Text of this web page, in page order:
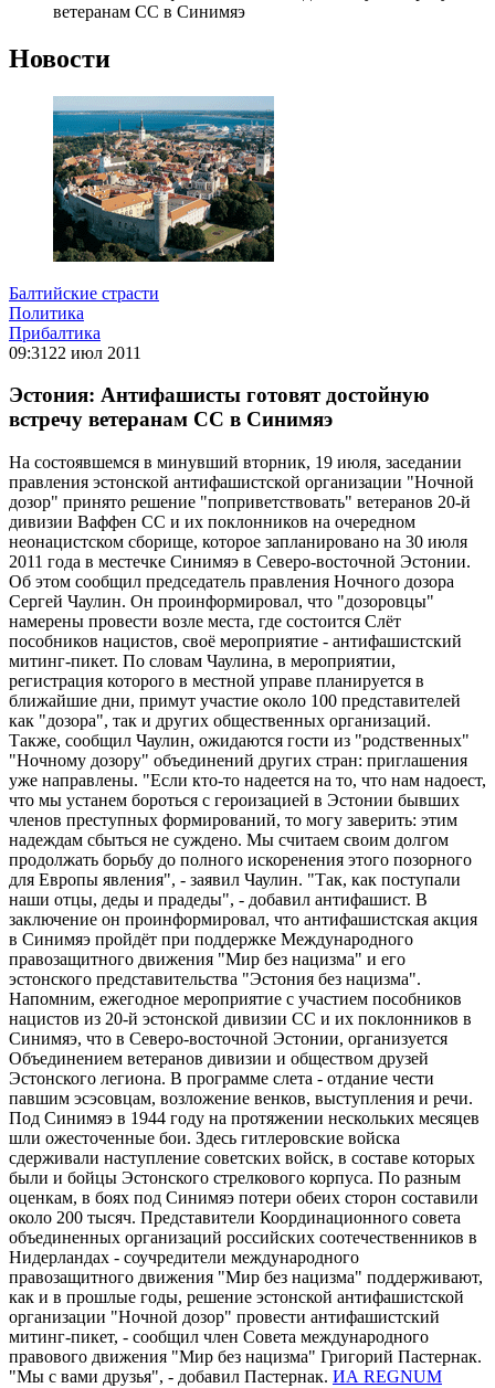
ветеранам СС в Синимяэ
Новости
Балтийские страсти
Политика
Прибалтика
09:31 22 июл 2011
Эстония: Антифашисты готовят достойную
встречу ветеранам СС в Синимяэ
На состоявшемся в минувший вторник, 19 июля, заседании
правления эстонской антифашистской организации "Ночной
дозор" принято решение "поприветствовать" ветеранов 20-й
дивизии Ваффен СС и их поклонников на очередном
неонацистском сборище, которое запланировано на 30 июля
2011 года в местечке Синимяэ в Северо-восточной Эстонии.
Об этом сообщил председатель правления Ночного дозора
Сергей Чаулин. Он проинформировал, что "дозоровцы"
намерены провести возле места, где состоится Слёт
пособников нацистов, своё мероприятие - антифашистский
митинг-пикет. По словам Чаулина, в мероприятии,
регистрация которого в местной управе планируется в
ближайшие дни, примут участие около 100 представителей
как "дозора", так и других общественных организаций.
Также, сообщил Чаулин, ожидаются гости из "родственных"
"Ночному дозору" объединений других стран: приглашения
уже направлены. "Если кто-то надеется на то, что нам надоест,
что мы устанем бороться с героизацией в Эстонии бывших
членов преступных формирований, то могу заверить: этим
надеждам сбыться не суждено. Мы считаем своим долгом
продолжать борьбу до полного искоренения этого позорного
для Европы явления", - заявил Чаулин. "Так, как поступали
наши отцы, деды и прадеды", - добавил антифашист. В
заключение он проинформировал, что антифашистская акция
в Синимяэ пройдёт при поддержке Международного
правозащитного движения "Мир без нацизма" и его
эстонского представительства "Эстония без нацизма".
Напомним, ежегодное мероприятие с участием пособников
нацистов из 20-й эстонской дивизии СС и их поклонников в
Синимяэ, что в Северо-восточной Эстонии, организуется
Объединением ветеранов дивизии и обществом друзей
Эстонского легиона. В программе слета - отдание чести
павшим эсэсовцам, возложение венков, выступления и речи.
Под Синимяэ в 1944 году на протяжении нескольких месяцев
шли ожесточенные бои. Здесь гитлеровские войска
сдерживали наступление советских войск, в составе которых
были и бойцы Эстонского стрелкового корпуса. По разным
оценкам, в боях под Синимяэ потери обеих сторон составили
около 200 тысяч. Представители Координационного совета
объединенных организаций российских соотечественников в
Нидерландах - соучредители международного
правозащитного движения "Мир без нацизма" поддерживают,
как и в прошлые годы, решение эстонской антифашистской
организации "Ночной дозор" провести антифашистский
митинг-пикет, - сообщил член Совета международного
правового движения "Мир без нацизма" Григорий Пастернак.
"Мы с вами друзья", - добавил Пастернак. ИА REGNUM